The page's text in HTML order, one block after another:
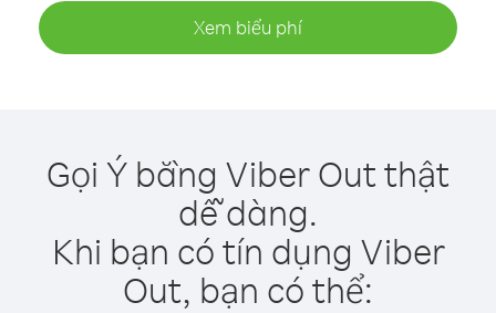
Xem biểu phí
Gọi Ý bằng Viber Out thật
dễ dàng.
Khi bạn có tín dụng Viber
Out, bạn có thể: